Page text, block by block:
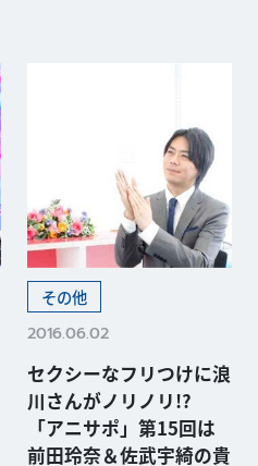
その他
2016.06.02
セクシーなフリつけに浪
川さんがノリノリ!?
「アニサポ」第15回は
前田玲奈＆佐武宇綺の貴